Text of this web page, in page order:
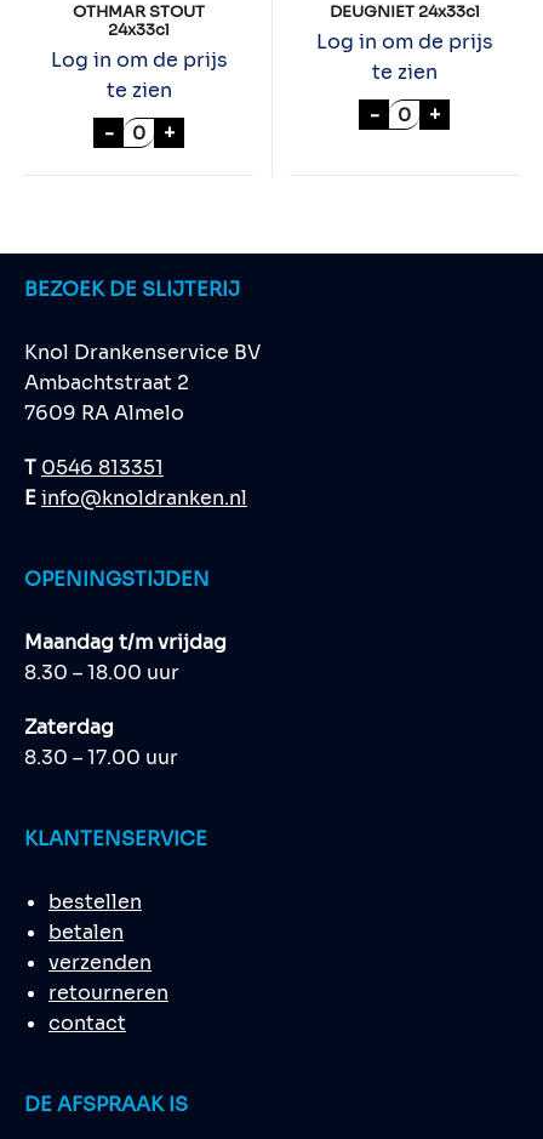
OTHMAR STOUT
24x33cl
Log in om de prijs
te zien
- OTHMAR STOUT 24x33cl aantal
+
DEUGNIET 24x33cl
Log in om de prijs
te zien
- DEUGNIET
+
BEZOEK DE SLIJTERIJ
Knol Drankenservice BV
Ambachtstraat 2
7609 RA Almelo
T 0546 813351
Einfo@knoldranken.nl
OPENINGSTIJDEN
Maandag t/m vrijdag
8.30 – 18.00 uur
Zaterdag
8.30 – 17.00 uur
KLANTENSERVICE
bestellen
betalen
verzenden
retourneren
contact
DE AFSPRAAK IS